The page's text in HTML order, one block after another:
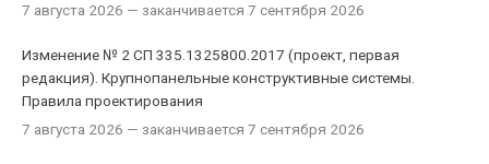
7 августа 2026 — заканчивается 7 сентября 2026
Изменение № 2 СП 335.1325800.2017 (проект, первая
редакция). Крупнопанельные конструктивные системы.
Правила проектирования
7 августа 2026 — заканчивается 7 сентября 2026